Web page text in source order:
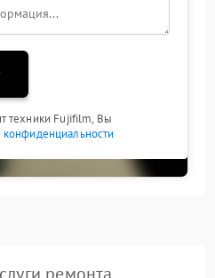
техники Fujifilm, Вы